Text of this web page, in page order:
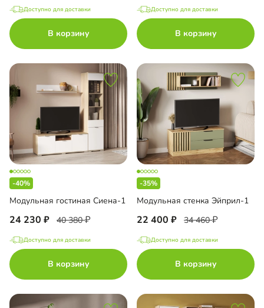
Доступно для доставки
В корзину
Доступно для доставки
В корзину
-40%
Модульная гостиная Сиена-1
24 230 40 380
Доступно для доставки
В корзину
-35%
Модульная стенка Эйприл-1
22 400 34 460
Доступно для доставки
В корзину